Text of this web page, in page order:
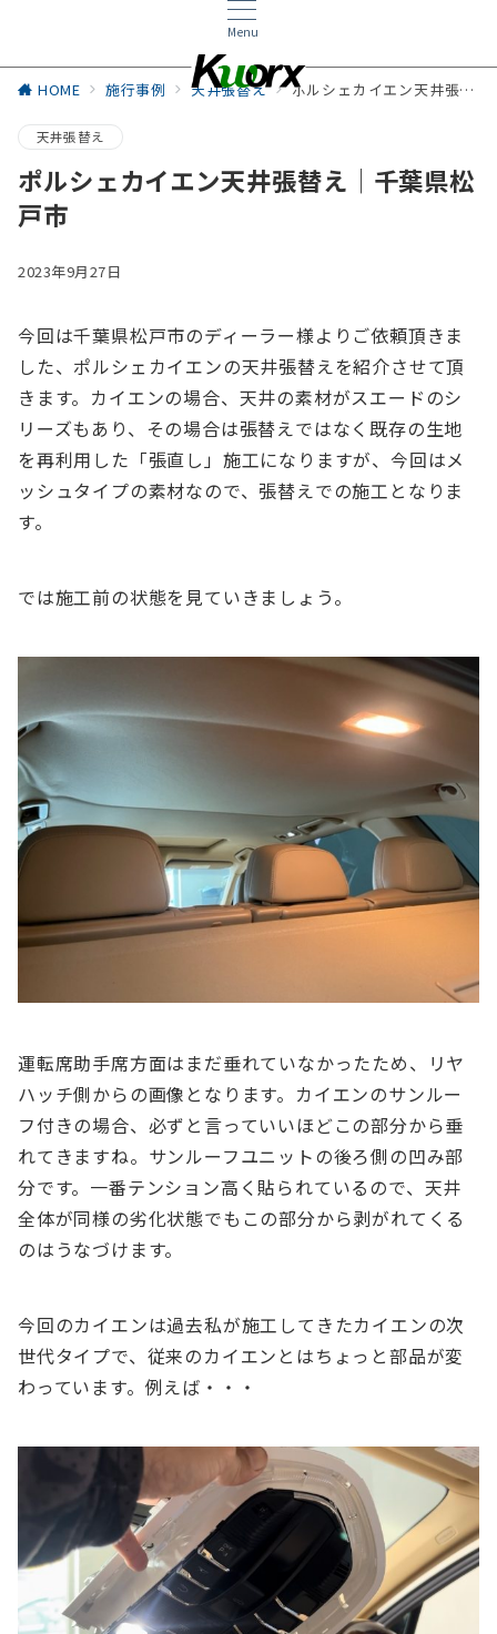
Menu
HOME 施行事例 天井張替え ポルシェカイエン天井張替え│千葉県松戸市
天井張替え
ポルシェカイエン天井張替え│千葉県松
戸市
2023年9月27日
今回は千葉県松戸市のディーラー様よりご依頼頂きま
した、ポルシェカイエンの天井張替えを紹介させて頂
きます。カイエンの場合、天井の素材がスエードのシ
リーズもあり、その場合は張替えではなく既存の生地
を再利用した「張直し」施工になりますが、今回はメ
ッシュタイプの素材なので、張替えでの施工となりま
す。
では施工前の状態を見ていきましょう。
運転席助手席方面はまだ垂れていなかったため、リヤ
ハッチ側からの画像となります。カイエンのサンルー
フ付きの場合、必ずと言っていいほどこの部分から垂
れてきますね。サンルーフユニットの後ろ側の凹み部
分です。一番テンション高く貼られているので、天井
全体が同様の劣化状態でもこの部分から剥がれてくる
のはうなづけます。
今回のカイエンは過去私が施工してきたカイエンの次
世代タイプで、従来のカイエンとはちょっと部品が変
わっています。例えば・・・